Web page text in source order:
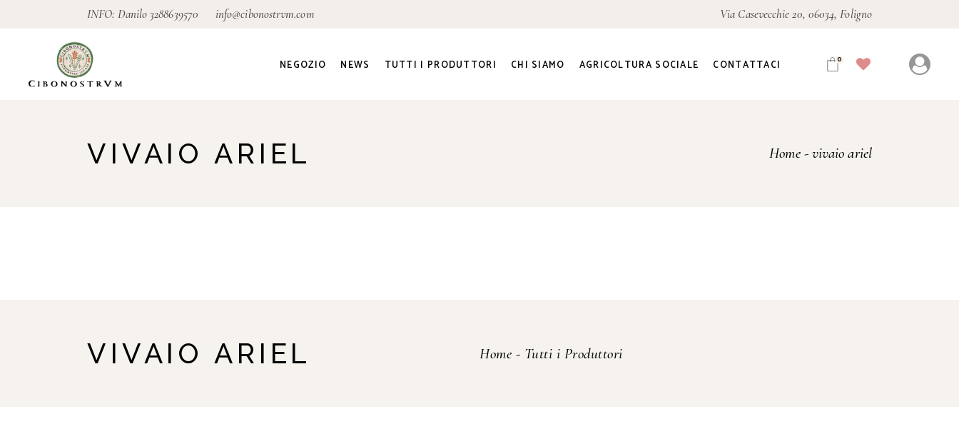
INFO: Danilo 3288639570 info@cibonostrvm.com Via Casevecchie 20, 06034, Foligno
NEGOZIO
Artigianato Sociale
NEWS TUTTI I PRODUTTORI CHI SIAMO AGRICOLTURA SOCIALE CONTATTACI 0
VIVAIO ARIEL Home vivaio ariel
VIVAIO ARIEL Home - Tutti i Produttori